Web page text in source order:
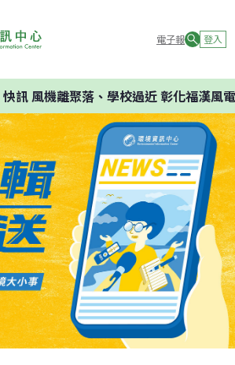
電子報 登入
快訊風機離聚落、學校過近 彰化福漢風電